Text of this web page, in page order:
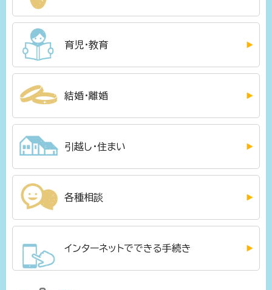
育児・教育
結婚・離婚
引越し・住まい
各種相談
インターネットでできる手続き